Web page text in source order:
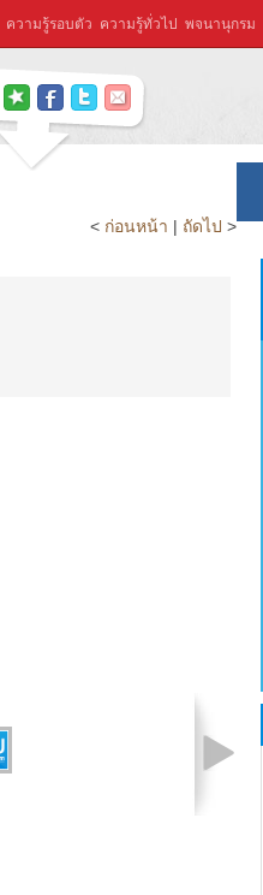
ความรู้รอบตัว ความรู้ทั่วไป พจนานุกรม
< ก่อนหน้า | ถัดไป >